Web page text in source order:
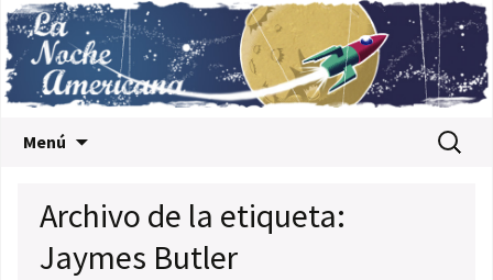
Menú Buscar:
Archivo de la etiqueta:
Jaymes Butler